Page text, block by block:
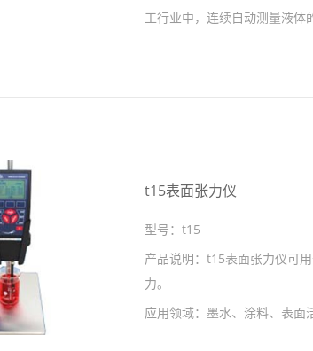
工行业中，连续自动测量液体
t15表面张力仪
型号：t15
产品说明：t15表面张力仪可
力。
应用领域： 墨水、涂料、表面